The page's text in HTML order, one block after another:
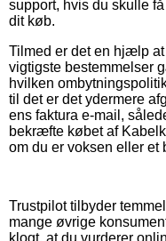
support, hvis du skulle
dit køb.
Tilmed er det en hjælp
vigtigste bestemmelser
hvilken
til det er det ydermere
ens faktura e-mail,
bekræfte købet af
om du er voksen eller et
Trustpilot tilbyder
mange øvrige
klogt, at du vurderer